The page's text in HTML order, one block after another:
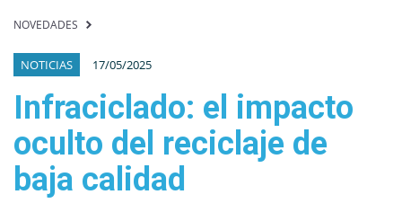
NOVEDADES
NOTICIAS 17/05/2025
Infraciclado: el impacto
oculto del reciclaje de
baja calidad